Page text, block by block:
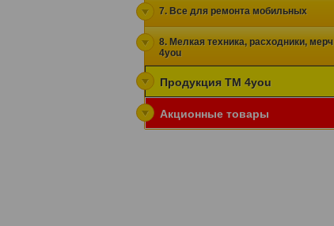
7. Все для ремонта мобильных
8. Мелкая техника, расходники, мерч
4you
Продукция ТМ 4you
Акционные товары